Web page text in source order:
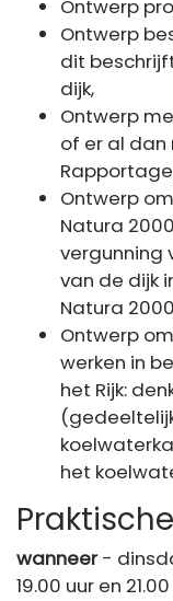
Ontwerp
Ontwerp
dit
dijk,
Ontwerp
of er al dan
Ontwerp
Natura
vergunning
van de dijk
Natura
Ontwerp
werken in
het Rijk:
het
wanneer-
19.00 uur en